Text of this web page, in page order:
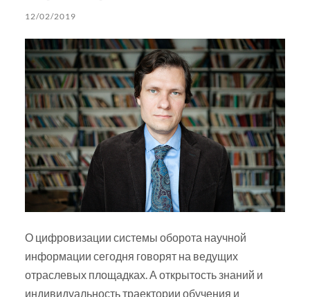
12/02/2019
О цифровизации системы оборота научной
информации сегодня говорят на ведущих
отраслевых площадках. А открытость знаний и
индивидуальность траектории обучения и